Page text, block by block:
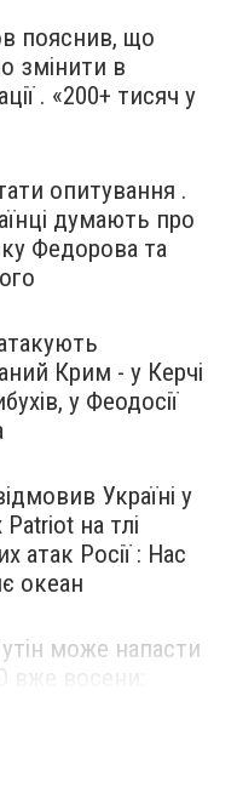
пояснив, що
змінити в
. «200+ тисяч у
опитування .
думають про
Федорова та
Крим - у Керчі
у Феодосії
Україні у
Patriot на тлі
атак Росії : Нас
океан
може напасти
вже восени: